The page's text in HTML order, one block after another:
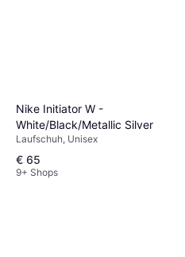
Nike Initiator W -
White/Black/Metallic Silver
Laufschuh, Unisex
€ 65
9+ Shops